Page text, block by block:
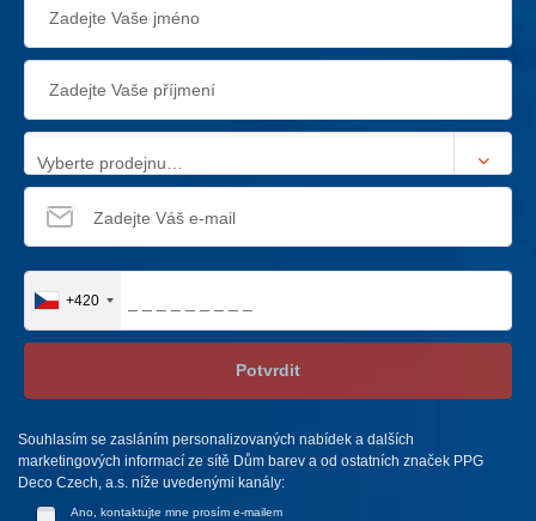
Vyberte prodejnu…
+420
Potvrdit
Souhlasím se zasláním personalizovaných nabídek a dalších
marketingových informací ze sítě Dům barev a od ostatních značek PPG
Deco Czech, a.s. níže uvedenými kanály:
Ano, kontaktujte mne prosím e-mailem